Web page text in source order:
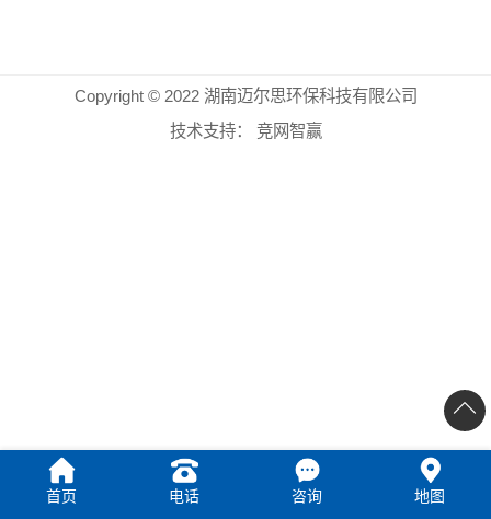
首页 电话 咨询 地图
Copyright © 2022 湖南迈尔思环保科技有限公司
技术支持：
竞网智赢